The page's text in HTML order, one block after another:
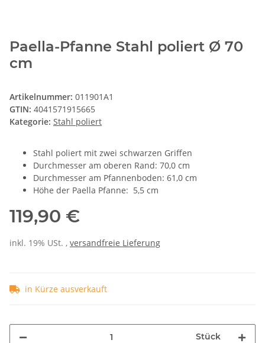
Paella-Pfanne Stahl poliert Ø 70
cm
Artikelnummer: 011901A1
GTIN: 4041571915665
Kategorie: Stahl poliert
Stahl poliert mit zwei schwarzen Griffen
Durchmesser am oberen Rand: 70,0 cm
Durchmesser am Pfannenboden: 61,0 cm
Höhe der Paella Pfanne: 5,5 cm
119,90 €
inkl. 19% USt. , versandfreie Lieferung
in Kürze ausverkauft
Stück